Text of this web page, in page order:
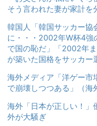
そう言われた妻が家計を
韓国人「韓国サッカー協
に・・・2002年W杯4
で国の恥だ」「2002年
が築いた国格をサッカー
海外メディア「洋ゲー市
で崩壊しつつある」（海
海外「日本が正しい！」
外が大騒ぎ